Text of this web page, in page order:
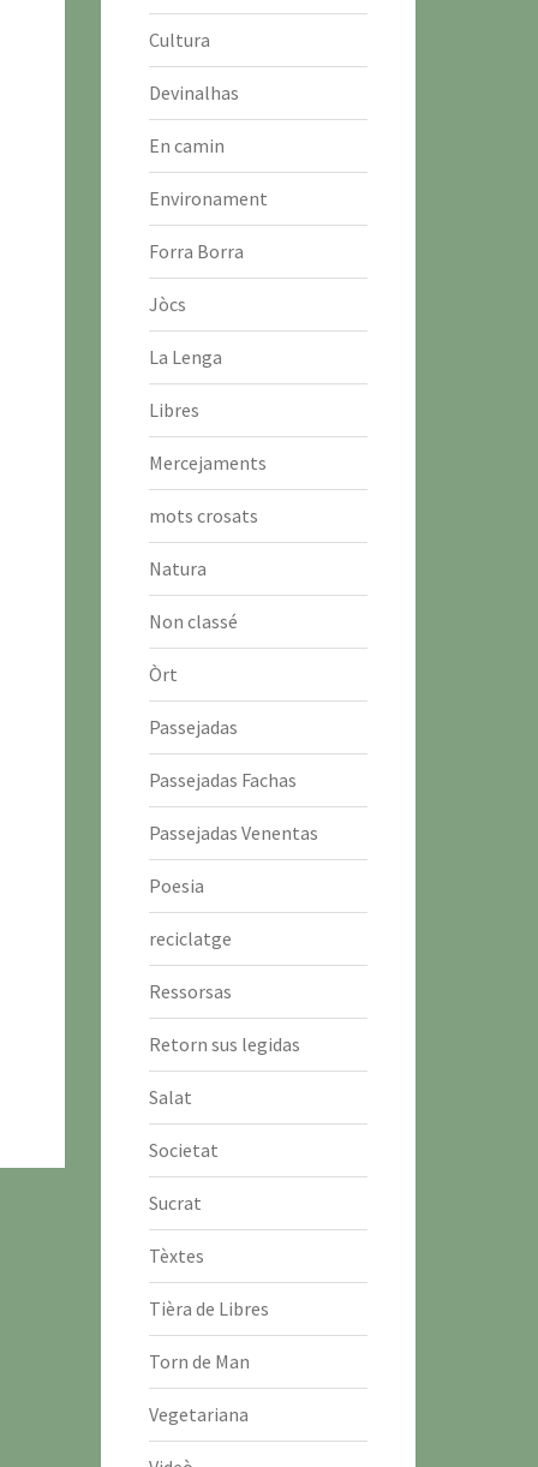
Cultura
Devinalhas
En camin
Environament
Forra Borra
Jòcs
La Lenga
Libres
Mercejaments
mots crosats
Natura
Non classé
Òrt
Passejadas
Passejadas Fachas
Passejadas Venentas
Poesia
reciclatge
Ressorsas
Retorn sus legidas
Salat
Societat
Sucrat
Tèxtes
Tièra de Libres
Torn de Man
Vegetariana